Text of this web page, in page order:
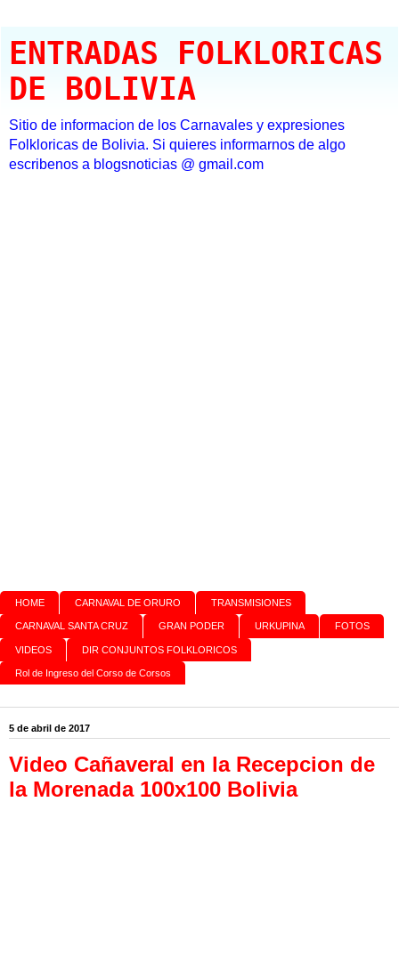
ENTRADAS FOLKLORICAS
DE BOLIVIA
Sitio de informacion de los Carnavales y expresiones
Folkloricas de Bolivia. Si quieres informarnos de algo
escribenos a blogsnoticias @ gmail.com
HOME CARNAVAL DE ORURO TRANSMISIONES
CARNAVAL SANTA CRUZ GRAN PODER URKUPINA FOTOS
VIDEOS DIR CONJUNTOS FOLKLORICOS
Rol de Ingreso del Corso de Corsos
5 de abril de 2017
Video Cañaveral en la Recepcion de
la Morenada 100x100 Bolivia